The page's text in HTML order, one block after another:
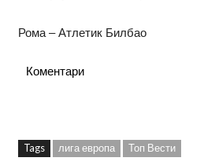
Рома – Атлетик Билбао
Коментари
Tags лига европа Топ Вести